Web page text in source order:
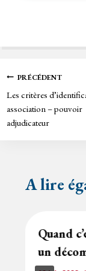
Navigation
de
l’article
PRÉCÉDENT
Les critères
association – pouvoir
adjudicateur
A lire
Quand
un